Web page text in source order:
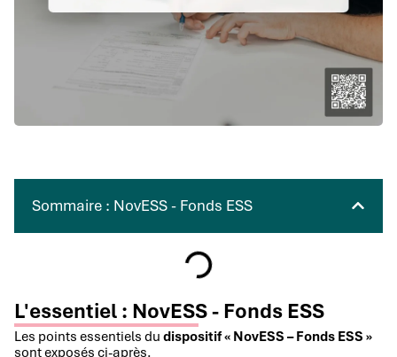
Sommaire : NovESS - Fonds ESS
L'essentiel : NovESS - Fonds ESS
Les points essentiels du dispositif « NovESS – Fonds ESS »
sont exposés ci-après.